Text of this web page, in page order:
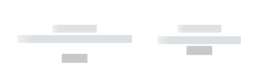
------------
----------- ----------- --------
------------
----------- -----------